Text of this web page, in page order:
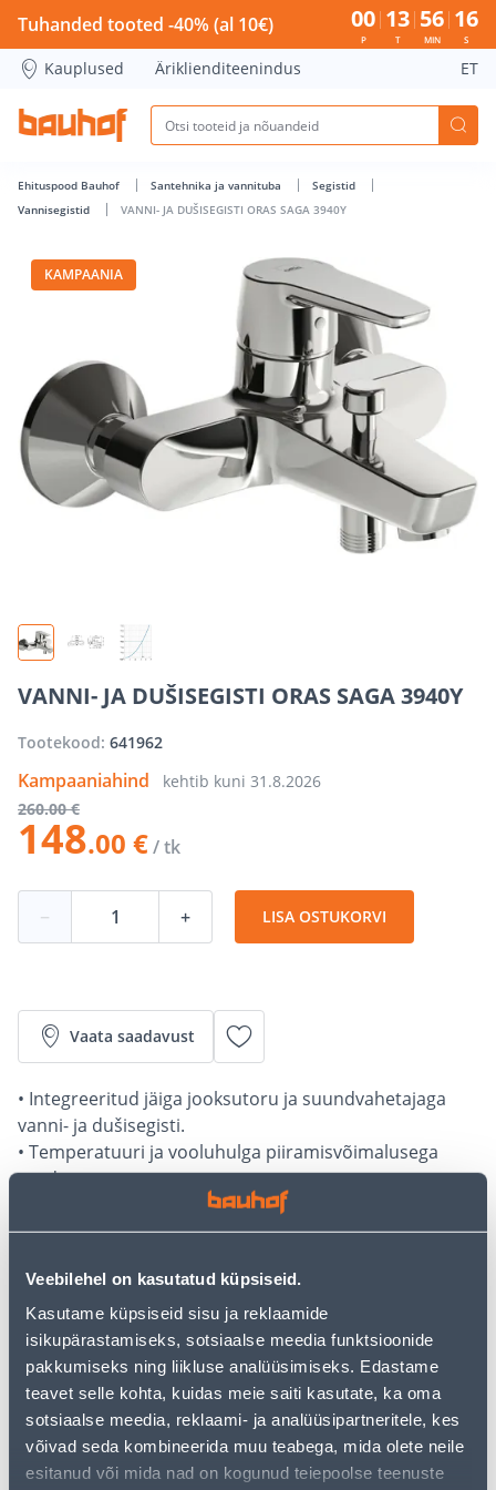
Veebilehel on kasutatud küpsiseid.
Kasutame küpsiseid sisu ja reklaamide
isikupärastamiseks, sotsiaalse meedia funktsioonide
pakkumiseks ning liikluse analüüsimiseks. Edastame
teavet selle kohta, kuidas meie saiti kasutate, ka oma
sotsiaalse meedia, reklaami- ja analüüsipartneritele, kes
võivad seda kombineerida muu teabega, mida olete neile
esitanud või mida nad on kogunud teiepoolse teenuste
VANNI- JA DUŠISEGISTI ORAS SAGA 3940Y - Bauhof has
Tuhanded tooted -40% (al 10€) 00
P
13
T
56
MIN
15
S
Kauplused Äriklienditeenindus ET
Ehituspood Bauhof Santehnika ja vannituba
Segistid
Vannisegistid
VANNI- JA DUŠISEGISTI ORAS SAGA 3940Y
KAMPAANIA
VANNI- JA DUŠISEGISTI ORAS SAGA 3940Y
Tootekood: 641962
Kampaaniahind kehtib kuni 31.8.2026
260.00 €
148.00 €/ tk
− + LISA OSTUKORVI
Vaata saadavust
• Integreeritud jäiga jooksutoru ja suundvahetajaga
vanni- ja dušisegisti.
• Temperatuuri ja vooluhulga piiramisvõimalusega
seadeosa.
• Komplektis sisalduvad ekstsentrikliidesed ja
peiteäärikud.
Järelmaksu kalkulaator
Sissemakse Maksed
Kuumakse 24 .67 €